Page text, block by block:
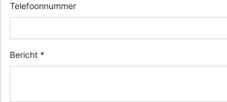
Telefoonnummer
Bericht *